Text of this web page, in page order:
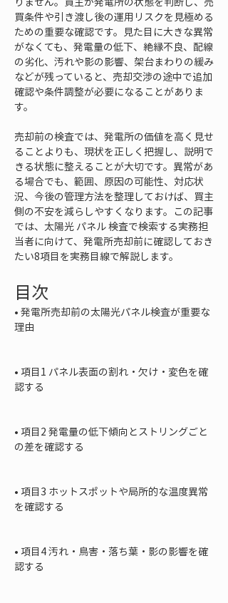
買条件や引き渡し後の運用リスクを見極める
ための重要な確認です。見た目に大きな異常
がなくても、発電量の低下、絶縁不良、配線
の劣化、汚れや影の影響、架台まわりの緩み
などが残っていると、売却交渉の途中で追加
確認や条件調整が必要になることがありま
す。
売却前の検査では、発電所の価値を高く見せ
ることよりも、現状を正しく把握し、説明で
きる状態に整えることが大切です。異常があ
る場合でも、範囲、原因の可能性、対応状
況、今後の管理方法を整理しておけば、買主
側の不安を減らしやすくなります。この記事
では、太陽光 パネル 検査で検索する実務担
当者に向けて、発電所売却前に確認しておき
たい8項目を実務目線で解説します。
目次
• 発電所売却前の太陽光パネル検査が重要な
理由
• 項目1 パネル表面の割れ・欠け・変色を確
認する
• 項目2 発電量の低下傾向とストリングごと
の差を確認する
• 項目3 ホットスポットや局所的な温度異常
を確認する
• 項目4 汚れ・鳥害・落ち葉・影の影響を確
認する